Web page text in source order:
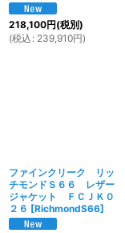
218,100円(税別)
(税込 : 239,910円)
ファインクリーク リッ
チモンドＳ６６ レザー
ジャケット ＦＣＪＫ０
２６ [RichmondS66]